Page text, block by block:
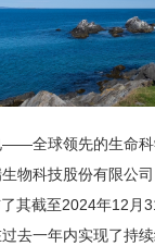
全球领先的生命
物科技股份有限公司
其截至2024年12月
去一年内实现了持